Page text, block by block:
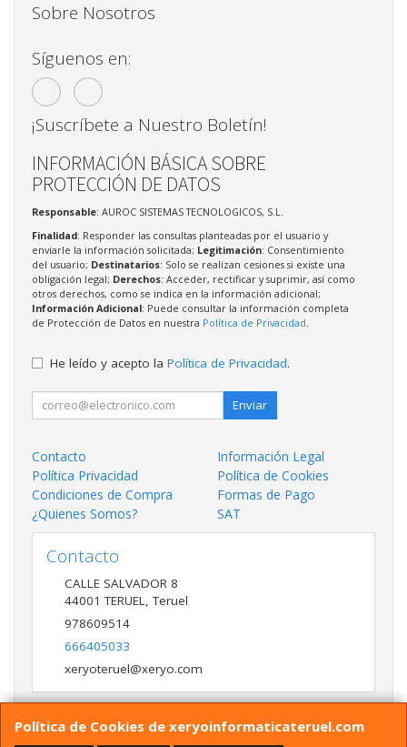
Política de Cookies de xeryoinformaticateruel.com
Sobre Nosotros
Síguenos en:
¡Suscríbete a Nuestro Boletín!
INFORMACIÓN BÁSICA SOBRE
PROTECCIÓN DE DATOS
Responsable: AUROC SISTEMAS TECNOLOGICOS, S.L.
Finalidad: Responder las consultas planteadas por el usuario y
enviarle la información solicitada; Legitimación: Consentimiento
del usuario; Destinatarios: Solo se realizan cesiones si existe una
obligación legal; Derechos: Acceder, rectificar y suprimir, así como
otros derechos, como se indica en la información adicional;
Información Adicional: Puede consultar la información completa
de Protección de Datos en nuestra Política de Privacidad.
He leído y acepto la Política de Privacidad.
Enviar
Contacto
Información Legal
Política Privacidad
Política de Cookies
Condiciones de Compra
Formas de Pago
¿Quienes Somos?
SAT
Contacto
CALLE SALVADOR 8
44001 TERUEL,Teruel
978609514
666405033
xeryoteruel@xeryo.com
Horario